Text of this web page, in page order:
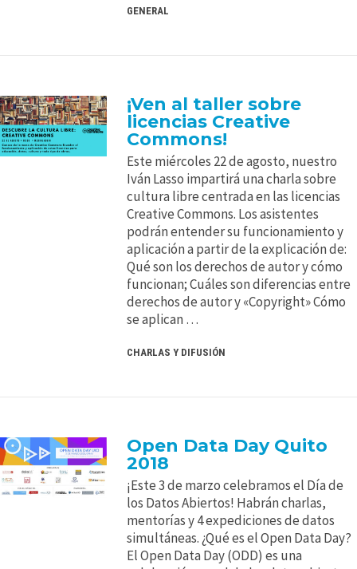
GENERAL
¡Ven al taller sobre
licencias Creative
Commons!
Este miércoles 22 de agosto, nuestro
Iván Lasso impartirá una charla sobre
cultura libre centrada en las licencias
Creative Commons. Los asistentes
podrán entender su funcionamiento y
aplicación a partir de la explicación de:
Qué son los derechos de autor y cómo
funcionan; Cuáles son diferencias entre
derechos de autor y «Copyright» Cómo
se aplican …
CHARLAS Y DIFUSIÓN
Open Data Day Quito
2018
¡Este 3 de marzo celebramos el Día de
los Datos Abiertos! Habrán charlas,
mentorías y 4 expediciones de datos
simultáneas. ¿Qué es el Open Data Day?
El Open Data Day (ODD) es una